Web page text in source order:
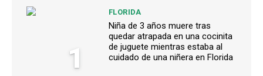
1
FLORIDA
Niña de 3 años muere tras
quedar atrapada en una cocinita
de juguete mientras estaba al
cuidado de una niñera en Florida